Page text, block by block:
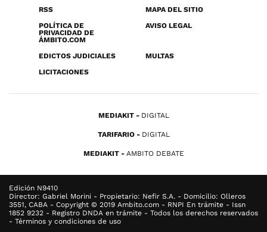
RSS
MAPA DEL SITIO
POLÍTICA DE
PRIVACIDAD DE
ÁMBITO.COM
AVISO LEGAL
EDICTOS JUDICIALES
MULTAS
LICITACIONES
MEDIAKIT DIGITAL
TARIFARIO DIGITAL
MEDIAKIT AMBITO DEBATE
Edición N9410
Director: Gabriel Morini - Propietario: Nefir S.A. - Domicilio: Olleros
3551, CABA - Copyright © 2019 Ambito.com - RNPI En trámite - Issn
1852 9232 - Registro DNDA en trámite - Todos los derechos reservados
- Términos y condiciones de uso